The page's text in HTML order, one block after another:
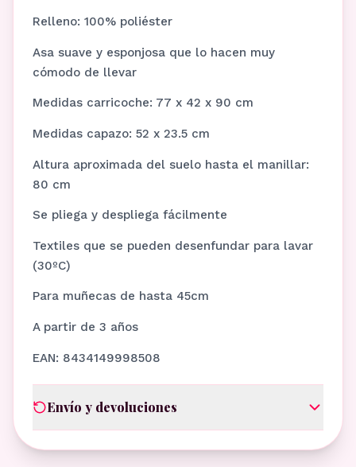
Relleno: 100% poliéster
Asa suave y esponjosa que lo hacen muy
cómodo de llevar
Medidas carricoche: 77 x 42 x 90 cm
Medidas capazo: 52 x 23.5 cm
Altura aproximada del suelo hasta el manillar:
80 cm
Se pliega y despliega fácilmente
Textiles que se pueden desenfundar para lavar
(30ºC)
Para muñecas de hasta 45cm
A partir de 3 años
EAN: 8434149998508
Envío y devoluciones